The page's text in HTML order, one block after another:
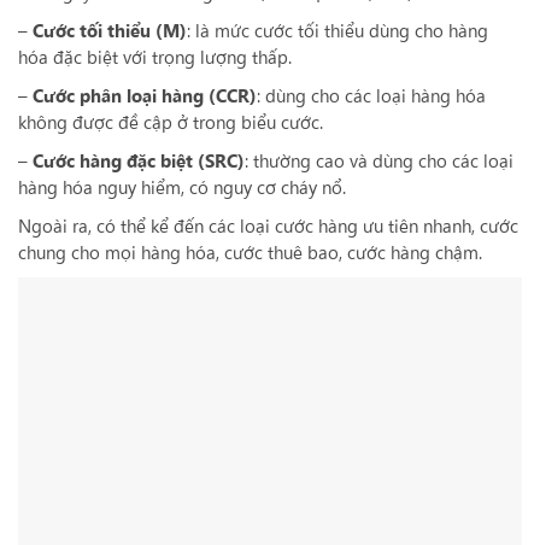
–Cước tối thiểu (M): là mức cước tối thiểu dùng cho hàng
hóa đặc biệt với trọng lượng thấp.
–Cước phân loại hàng (CCR): dùng cho các loại hàng hóa
không được đề cập ở trong biểu cước.
–Cước hàng đặc biệt (SRC): thường cao và dùng cho các loại
hàng hóa nguy hiểm, có nguy cơ cháy nổ.
Ngoài ra, có thể kể đến các loại cước hàng ưu tiên nhanh, cước
chung cho mọi hàng hóa, cước thuê bao, cước hàng chậm.